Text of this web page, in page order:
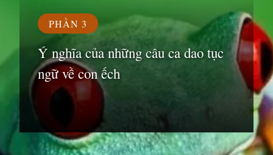
PHẦN 3
Ý nghĩa của những câu ca dao tục
ngữ về con ếch